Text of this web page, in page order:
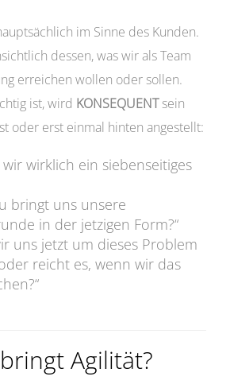
im Sinne des Kunden.
dessen, was wir als Team
erreichen wollen oder sollen.
ist, wird KONSEQUENTsein
oder erst einmal hinten angestellt:
wirklich ein siebenseitiges
bringt uns unsere
in der jetzigen Form?“
uns jetzt um dieses Problem
reicht es, wenn wir das
Agilität?